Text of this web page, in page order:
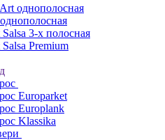
однополосная
3-х полосная
Premium
Europarket
Europlank
Klassika